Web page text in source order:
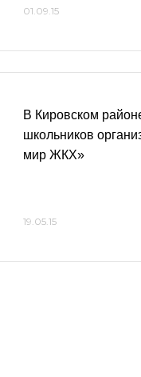
01.09.15
В Кировском
школьников
мир ЖКХ»
19.05.15